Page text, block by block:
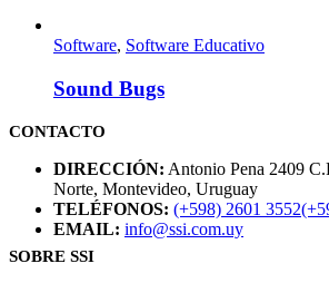
Software, Software Educativo
Sound Bugs
CONTACTO
DIRECCIÓN: Antonio Pena 2409
Norte, Montevideo, Uruguay
TELÉFONOS: (+598) 2601 3552
EMAIL: info@ssi.com.uy
SOBRE SSI